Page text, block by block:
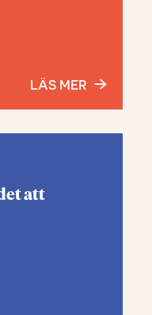
LÄS MER
att